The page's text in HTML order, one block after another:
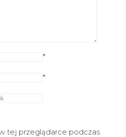
*
*
tej przeglądarce podczas